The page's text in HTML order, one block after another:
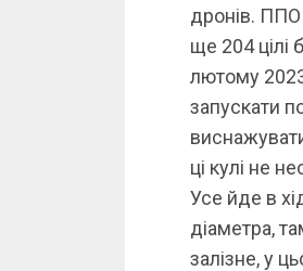
дронів. ППО
ще 204 цілі
лютому
запускати
ці кулі не
Усе йде в
діаметра,
залізне, у